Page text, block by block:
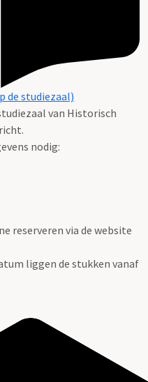
de studiezaal)
van Historisch
nodig:
reserveren via de website
liggen de stukken vanaf